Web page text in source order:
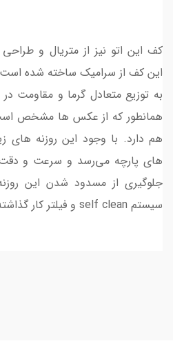
کف این اتو نیز از متریال و
این کف از سرامیک ساخته شده
به توزیع متعادل گرما و مقاومت
همانطور که از عکس ها مشخص
هم دارد. با وجود این روزنه
های پارچه می‌رسد و سرعت و دقت
جلوگیری از مسدود شدن این
سیستم self clean و فیلتر کار گذاشته شده‌اند.